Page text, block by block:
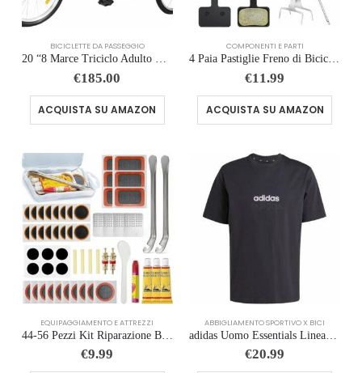
BICICLETTE DA PASSEGGIO
20 “8 Marce Triciclo Adulto Con 3 Ruote E Grande Cestino Di Alta Qualità Nero Bianco Bici Cestino Pieghevole Cruiser Biciclet
€185.00
ACQUISTA SU AMAZON
COMPONENTI E PARTI
4 Paia Pastiglie Freno di Bicicletta per B01s TRP Tektro Deore, Pastiglie Freni Bici MTB a Disco in Resina Semimetallo
€11.99
ACQUISTA SU AMAZON
EQUIPAGGIAMENTO E ATTREZZI
44-56 Pezzi Kit Riparazione Bici,Kit Riparazione Camera d’Aria Bici,Toppe Rotonde in Gomma autoadesive,Attrezzo Multifunzione
€9.99
ABBIGLIAMENTO SPORTIVO X BICI
adidas Uomo Essentials Linear Single Jersey Tee
€20.99